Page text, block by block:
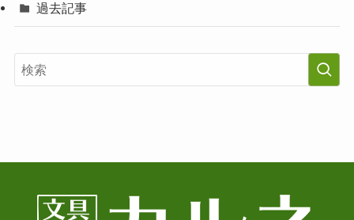
過去記事